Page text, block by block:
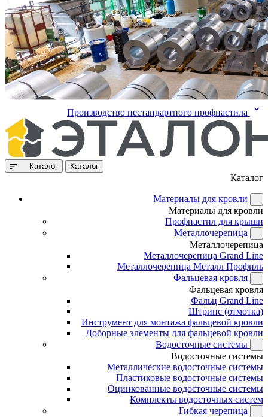
Производство нестандартного профнастила
Каталог Каталог
Каталог
Материалы для кровли
Материалы для кровли
Профнастил для крыши
Металлочерепица
Металлочерепица
Металлочерепица Grand Line
Металлочерепица Металл Профиль
Фальцевая кровля
Фальцевая кровля
Фальц Grand Line
Штрипс (отмотка)
Инструмент для монтажа фальцевой кровли
Доборные элементы для фальцевой кровли
Водосточные системы
Водосточные системы
Металлические водосточные системы
Пластиковые водосточные системы
Оцинкованные водосточные системы
Комплекты водосточных систем
Гибкая черепица